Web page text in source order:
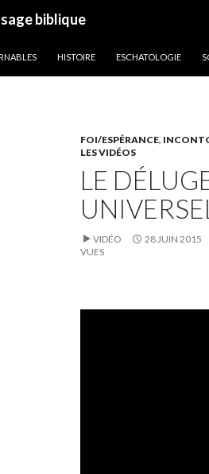
biblique
HISTOIRE ESCHATOLOGIE
FOI/ESPÉRANCE,
LES VIDÉOS
LE
VIDÉO 28 JUIN 2015
VUES